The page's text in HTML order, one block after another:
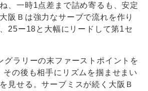
、一時1点差まで詰め寄るも、安定
阪Ｂは強力なサーブで流れを作り
25ー18と大幅にリードして第1セ
ラリーの末ファーストポイントを
の後も相手にリズムを掴ませまい
見せる。サーブミスが続く大阪Ｂ